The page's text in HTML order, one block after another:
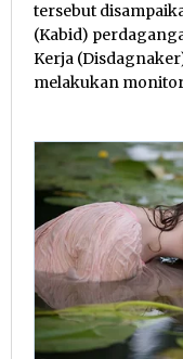
tersebut
(Kabid)
Kerja
melakukan